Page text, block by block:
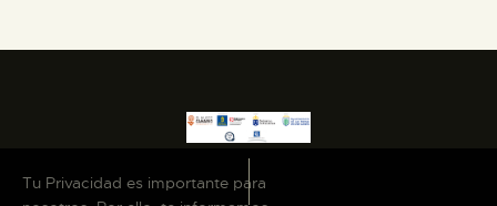
Tu Privacidad es importante para